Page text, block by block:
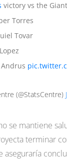
victory vs the
Torres
Tovar
(@StatsCentre)
se mantiene
terminar
aseguraría